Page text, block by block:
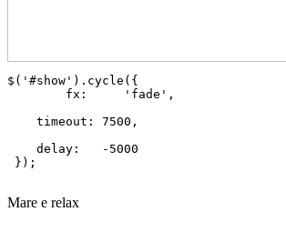
$('#show').cycle({
    timeout: 7500,
    delay:   -5000
});
Mare e relax